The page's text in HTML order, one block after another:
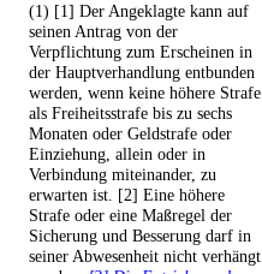
(1) [1] Der Angeklagte kann auf
seinen Antrag von der
Verpflichtung zum Erscheinen in
der Hauptverhandlung entbunden
werden, wenn keine höhere Strafe
als Freiheitsstrafe bis zu sechs
Monaten oder Geldstrafe oder
Einziehung, allein oder in
Verbindung miteinander, zu
erwarten ist. [2] Eine höhere
Strafe oder eine Maßregel der
Sicherung und Besserung darf in
seiner Abwesenheit nicht verhängt